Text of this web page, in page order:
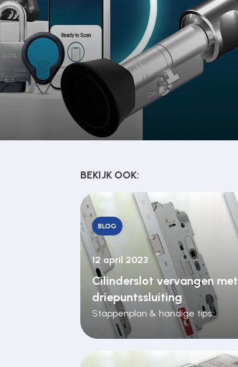
BEKIJK OOK:
BLOG
12 april 2023
Cilinderslot vervangen met
driepuntssluiting
Stappenplan & handige tips